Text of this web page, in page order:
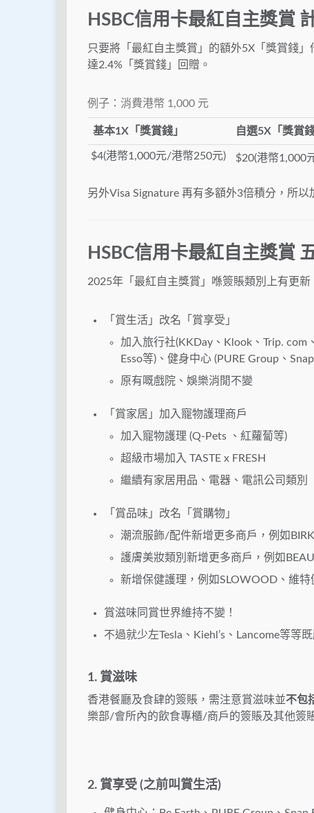
HSBC信用卡最紅自主獎賞
只要將「最紅自主獎賞」的額外5X「獎賞錢
達2.4%「獎賞錢」回贈。
例子：消費港幣 1,000 元
基本1X「獎賞錢」 自選5X「獎賞錢
$4(港幣1,000元/港幣250元) $20(港幣1,000
另外Visa Signature 再有多額外3倍積分，所以
HSBC信用卡最紅自主獎賞
2025年「最紅自主獎賞」喺簽賬類別上有更
「賞生活」改名「賞享受」
加入旅行社(KKDay、Klook、Trip. com
Esso等)、健身中心 (PURE Group、
原有嘅戲院、娛樂消閒不變
「賞家居」加入寵物護理商戶
加入寵物護理 (Q-Pets 、紅蘿蔔等)
超級市場加入 TASTE x FRESH
繼續有家居用品、電器、電訊公司類別
「賞品味」改名「賞購物」
潮流服飾/配件新增更多商戶，例如
護膚美妝類別新增更多商戶，例如
新增保健護理，例如SLOWOOD、維特
賞滋味同賞世界維持不變！
不過就少左Tesla、Kiehl’s、Lancome等等
1. 賞滋味
香港餐廳及食肆的簽賬，需注意賞滋味並不包
樂部/會所內的飲食專櫃/商戶的簽賬及其他簽
2. 賞享受 (之前叫賞生活)